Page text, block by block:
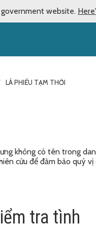
website.
LÁ PHIẾU TẠM THỜI
không có tên trong
cứu để đảm bảo quý vị
tra tình